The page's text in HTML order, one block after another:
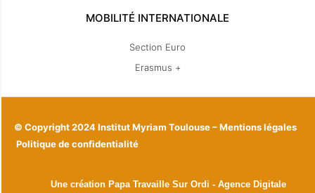
MOBILITÉ INTERNATIONALE
Section Euro
Erasmus +
© Copyright 2024 Institut Myriam Toulouse –Mentions légales
Politique de confidentialité
Une création Papa Travaille Sur Ordi - Agence Digitale